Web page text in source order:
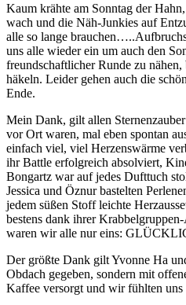
Kaum krähte am Sonntag der
wach und die Näh-Junkies auf
alle so lange
uns alle wieder ein um auch den
freundschaftlicher Runde zu nähen,
häkeln. Leider gehen auch die
Ende.
Mein Dank, gilt allen
vor Ort waren, mal eben spontan
einfach viel, viel Herzenswärme
ihr Battle erfolgreich absolviert,
Bongartz war auf jedes Dufttuch
Jessica und Öznur bastelten
jedem süßen Stoff leichte
bestens dank ihrer
waren wir alle nur eins:
Der größte Dank gilt Yvonne Ha
Obdach gegeben, sondern mit
Kaffee versorgt und wir fühlten